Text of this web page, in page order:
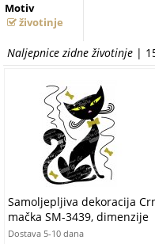
Motiv
životinje
Naljepnice zidne životinje |
Samoljepljiva dekoracija
mačka SM-3439, dimenzije
42,5 x 65 cm
Dostava 5-10 dana